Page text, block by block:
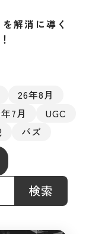
解消に導く
26年8月
7月
UGC
バズ
検索